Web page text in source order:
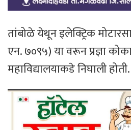
तांबोळे येथून इलेक्ट्रिक
एन. ७०९५) या वरून प्रज्ञा
महाविद्यालयाकडे निघाली होती.